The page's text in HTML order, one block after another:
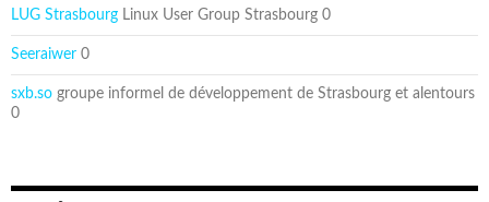
LUG Strasbourg Linux User Group Strasbourg 0
Seeraiwer 0
sxb.so groupe informel de développement de Strasbourg et alentours
0